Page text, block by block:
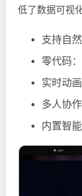
低了数据可视
支持自
零代码
实时动
多人协
内置智